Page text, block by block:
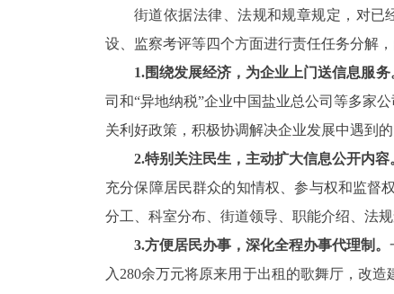
街道依据法律、法规和规章规定，对已
设、监察考评等四个方面进行责任任务分解
1.围绕发展经济，为企业上门送信息服务
司和“异地纳税”企业中国盐业总公司等多家
关利好政策，积极协调解决企业发展中遇到
2.特别关注民生，主动扩大信息公开内容
充分保障居民群众的知情权、参与权和监督
分工、科室分布、街道领导、职能介绍、法
3.方便居民办事，深化全程办事代理制。
入280余万元将原来用于出租的歌舞厅，改